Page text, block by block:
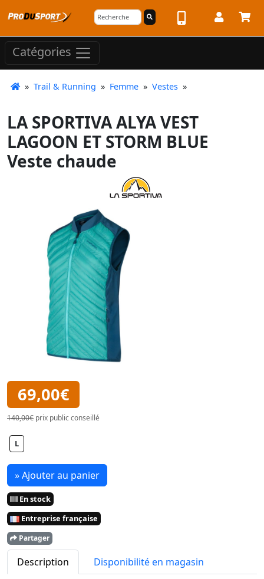
Catégories
» Trail & Running » Femme » Vestes »
LA SPORTIVA ALYA VEST
LAGOON ET STORM BLUE
Veste chaude
69,00€
140,00€ prix public conseillé
L
» Ajouter au panier
En stock
Entreprise française
Partager
Description Disponibilité en magasin